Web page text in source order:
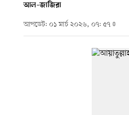
আল–জাজিরা
আপডেট: ০১ মার্চ ২০২৬, ০৭: ৫৭